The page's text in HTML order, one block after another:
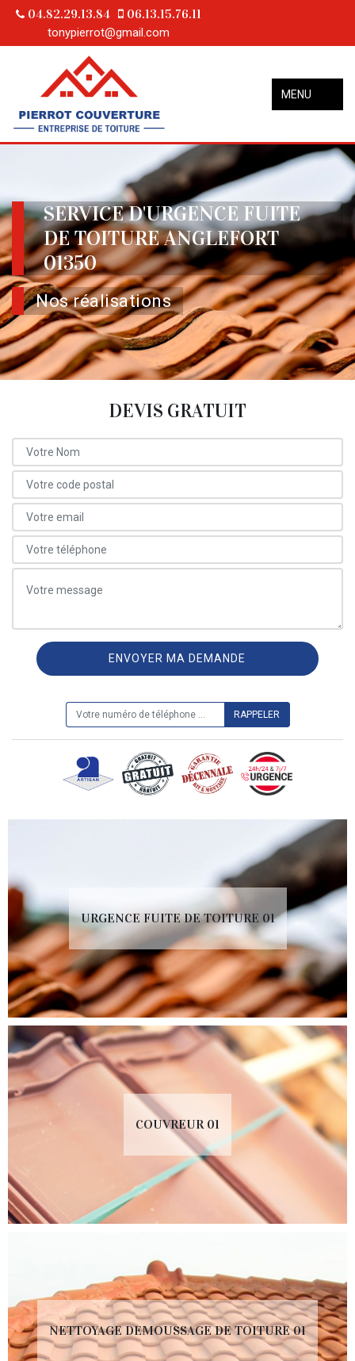
04.82.29.13.84 06.13.15.76.11
tonypierrot@gmail.com
MENU
SERVICE D'URGENCE FUITE
DE TOITURE ANGLEFORT
01350
Nos réalisations
DEVIS GRATUIT
URGENCE FUITE DE TOITURE 01
COUVREUR 01
NETTOYAGE DEMOUSSAGE DE TOITURE 01